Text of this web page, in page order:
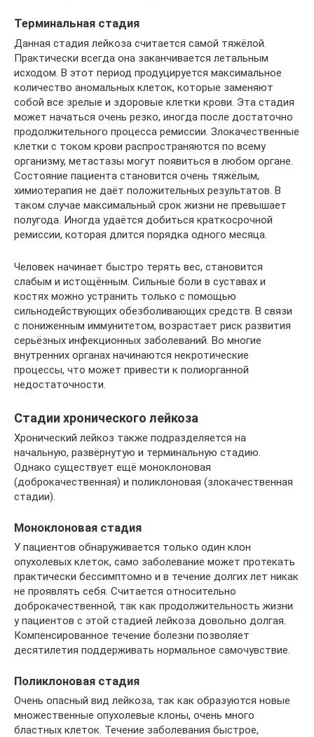
Терминальная стадия
Данная стадия лейкоза считается самой тяжёлой.
Практически всегда она заканчивается летальным
исходом. В этот период продуцируется максимальное
количество аномальных клеток, которые заменяют
собой все зрелые и здоровые клетки крови. Эта стадия
может начаться очень резко, иногда после достаточно
продолжительного процесса ремиссии. Злокачественные
клетки с током крови распространяются по всему
организму, метастазы могут появиться в любом органе.
Состояние пациента становится очень тяжёлым,
химиотерапия не даёт положительных результатов. В
таком случае максимальный срок жизни не превышает
полугода. Иногда удаётся добиться краткосрочной
ремиссии, которая длится порядка одного месяца.
Человек начинает быстро терять вес, становится
слабым и истощённым. Сильные боли в суставах и
костях можно устранить только с помощью
сильнодействующих обезболивающих средств. В связи
с пониженным иммунитетом, возрастает риск развития
серьёзных инфекционных заболеваний. Во многие
внутренних органах начинаются некротические
процессы, что может привести к полиорганной
недостаточности.
Стадии хронического лейкоза
Хронический лейкоз также подразделяется на
начальную, развёрнутую и терминальную стадию.
Однако существует ещё моноклоновая
(доброкачественная) и поликлоновая (злокачественная
стадии).
Моноклоновая стадия
У пациентов обнаруживается только один клон
опухолевых клеток, само заболевание может протекать
практически бессимптомно и в течение долгих лет никак
не проявлять себя. Считается относительно
доброкачественной, так как продолжительность жизни
у пациентов с этой стадией лейкоза довольно долгая.
Компенсированное течение болезни позволяет
десятилетия поддерживать нормальное самочувствие.
Поликлоновая стадия
Очень опасный вид лейкоза, так как образуются новые
множественные опухолевые клоны, очень много
бластных клеток. Течение заболевания быстрое,